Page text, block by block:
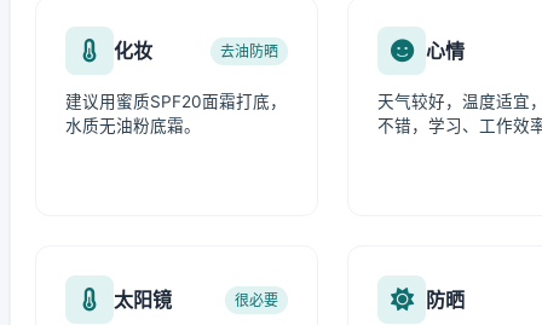
化妆 去油防晒
建议用蜜质SPF20面霜打底，
水质无油粉底霜。
心情
天气较好，温度适宜
不错，学习、工作效
太阳镜 很必要 防晒